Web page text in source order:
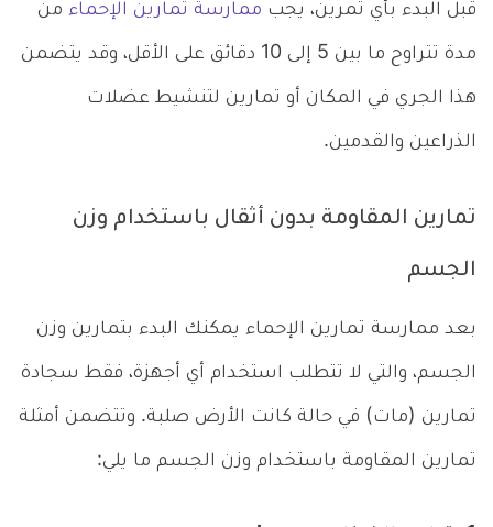
قبل البدء بأي تمرين، يجب ممارسة تمارين الإحماء من
مدة تتراوح ما بين 5 إلى 10 دقائق على الأقل، وقد يتضمن
هذا الجري في المكان أو تمارين لتنشيط عضلات
الذراعين والقدمين.
تمارين المقاومة بدون أثقال باستخدام وزن
الجسم
بعد ممارسة تمارين الإحماء يمكنك البدء بتمارين وزن
الجسم، والتي لا تتطلب استخدام أي أجهزة، فقط سجادة
تمارين (مات) في حالة كانت الأرض صلبة. وتتضمن أمثلة
تمارين المقاومة باستخدام وزن الجسم ما يلي: